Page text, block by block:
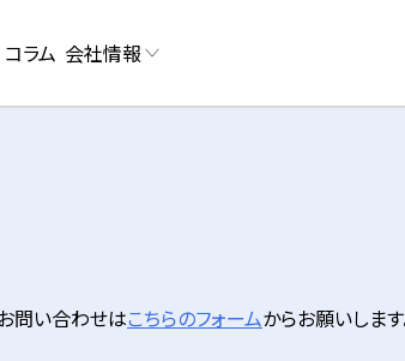
コラム 会社情報
問い合わせはこちらのフォームからお願いします